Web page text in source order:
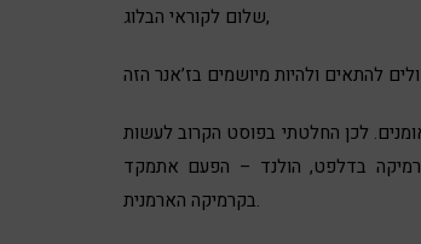
שלום לקוראי הבלוג,
לכן החלטתי בפוסט הקרוב לעשות
בדלפט, הולנד – הפעם אתמקד
בקרמיקה הארמנית.